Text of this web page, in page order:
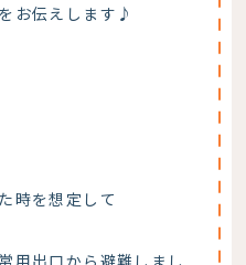
お伝えします♪
時を想定して
用出口から避難しまし